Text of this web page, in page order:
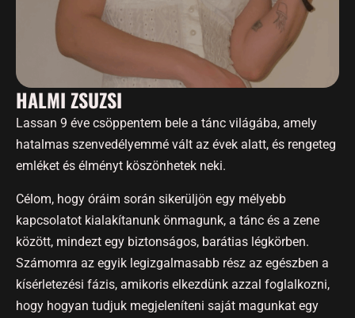
HALMI ZSUZSI
Lassan 9 éve csöppentem bele a tánc világába, amely
hatalmas szenvedélyemmé vált az évek alatt, és rengeteg
emléket és élményt köszönhetek neki.
Célom, hogy óráim során sikerüljön egy mélyebb
kapcsolatot kialakítanunk önmagunk, a tánc és a zene
között, mindezt egy biztonságos, barátias légkörben.
Számomra az egyik legizgalmasabb rész az egészben a
kísérletezési fázis, amikoris elkezdünk azzal foglalkozni,
hogy hogyan tudjuk megjeleníteni saját magunkat egy